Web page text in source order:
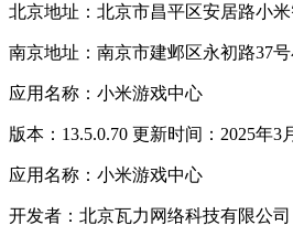
北京地址：北京市昌平区安居路小
南京地址：南京市建邺区永初路37
应用名称：小米游戏中心
版本：13.5.0.70 更新时间：2025年3
应用名称：小米游戏中心
开发者：北京瓦力网络科技有限公司